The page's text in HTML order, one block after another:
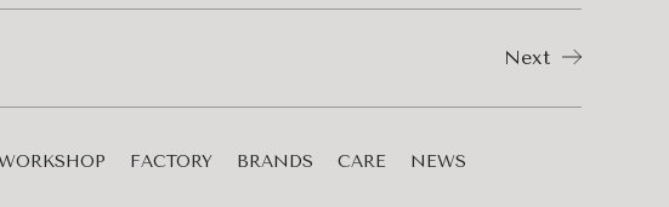
Next
FACTORY BRANDS CARE
NEWS